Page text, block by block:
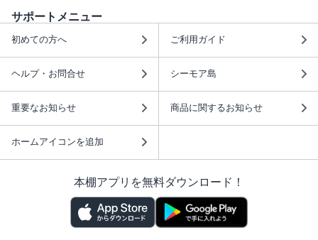
サポートメニュー
初めての方へ ご利用ガイド
ヘルプ・お問合せ シーモア島
重要なお知らせ 商品に関するお知らせ
ホームアイコンを追加
本棚アプリを無料ダウンロード！